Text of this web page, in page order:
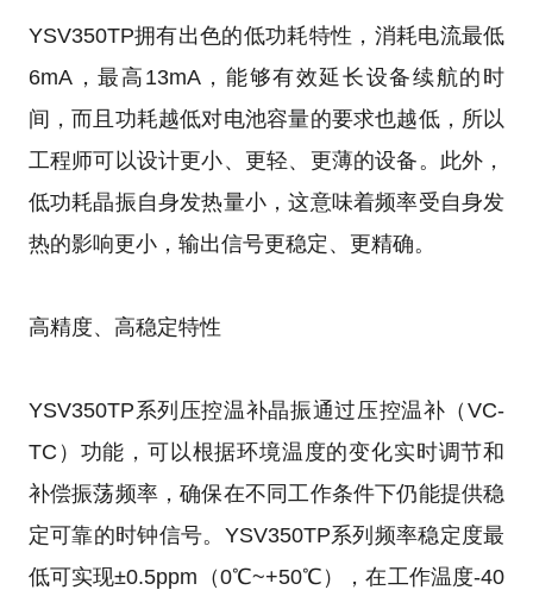
YSV350TP拥有出色的低功耗特性，消耗电流最低
6mA，最高13mA，能够有效延长设备续航的时
间，而且功耗越低对电池容量的要求也越低，所以
工程师可以设计更小、更轻、更薄的设备。此外，
低功耗晶振自身发热量小，这意味着频率受自身发
热的影响更小，输出信号更稳定、更精确。
高精度、高稳定特性
YSV350TP系列压控温补晶振通过压控温补（VC-
TC）功能，可以根据环境温度的变化实时调节和
补偿振荡频率，确保在不同工作条件下仍能提供稳
定可靠的时钟信号。YSV350TP系列频率稳定度最
低可实现±0.5ppm（0℃~+50℃），在工作温度-40